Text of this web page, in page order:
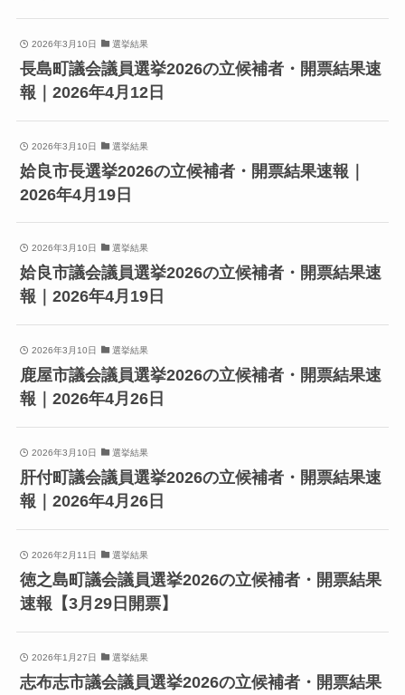
2026年3月10日 選挙結果
長島町議会議員選挙2026の立候補者・開票結果速
報｜2026年4月12日
2026年3月10日 選挙結果
姶良市長選挙2026の立候補者・開票結果速報｜
2026年4月19日
2026年3月10日 選挙結果
姶良市議会議員選挙2026の立候補者・開票結果速
報｜2026年4月19日
2026年3月10日 選挙結果
鹿屋市議会議員選挙2026の立候補者・開票結果速
報｜2026年4月26日
2026年3月10日 選挙結果
肝付町議会議員選挙2026の立候補者・開票結果速
報｜2026年4月26日
2026年2月11日 選挙結果
徳之島町議会議員選挙2026の立候補者・開票結果
速報【3月29日開票】
2026年1月27日 選挙結果
志布志市議会議員選挙2026の立候補者・開票結果